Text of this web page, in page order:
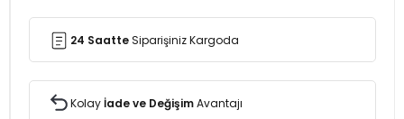
24 SaatteSiparişiniz Kargoda
Kolayİade ve DeğişimAvantajı